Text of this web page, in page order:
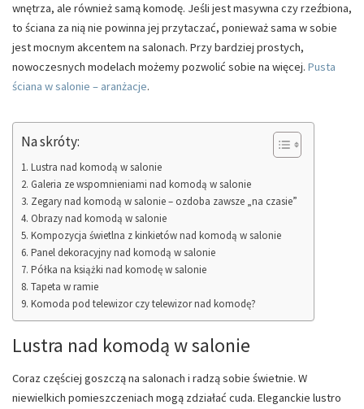
wnętrza, ale również samą komodę. Jeśli jest masywna czy rzeźbiona,
to ściana za nią nie powinna jej przytaczać, ponieważ sama w sobie
jest mocnym akcentem na salonach. Przy bardziej prostych,
nowoczesnych modelach możemy pozwolić sobie na więcej. Pusta
ściana w salonie – aranżacje.
Na skróty:
Lustra nad komodą w salonie
Galeria ze wspomnieniami nad komodą w salonie
Zegary nad komodą w salonie – ozdoba zawsze „na czasie”
Obrazy nad komodą w salonie
Kompozycja świetlna z kinkietów nad komodą w salonie
Panel dekoracyjny nad komodą w salonie
Półka na książki nad komodę w salonie
Tapeta w ramie
Komoda pod telewizor czy telewizor nad komodę?
Lustra nad komodą w salonie
Coraz częściej goszczą na salonach i radzą sobie świetnie. W
niewielkich pomieszczeniach mogą zdziałać cuda. Eleganckie lustro